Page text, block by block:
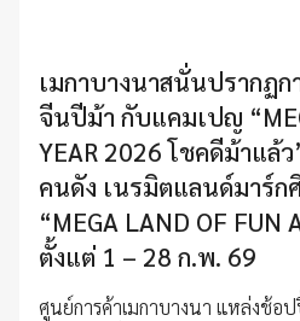
เมกาบางนาสนั่นปรากฏ
จีนปีม้า กับแคมเปญ
YEAR 2026 โชคดีม้าแล้
คนดัง เนรมิตแลนด์มาร์ก
“MEGA LAND OF FUN
ตั้งแต่ 1 – 28 ก.พ. 69
ศูนย์การค้าเมกาบางนา แหล่งช้